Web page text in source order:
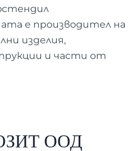
е производител на
изделия,
и части от
ООД